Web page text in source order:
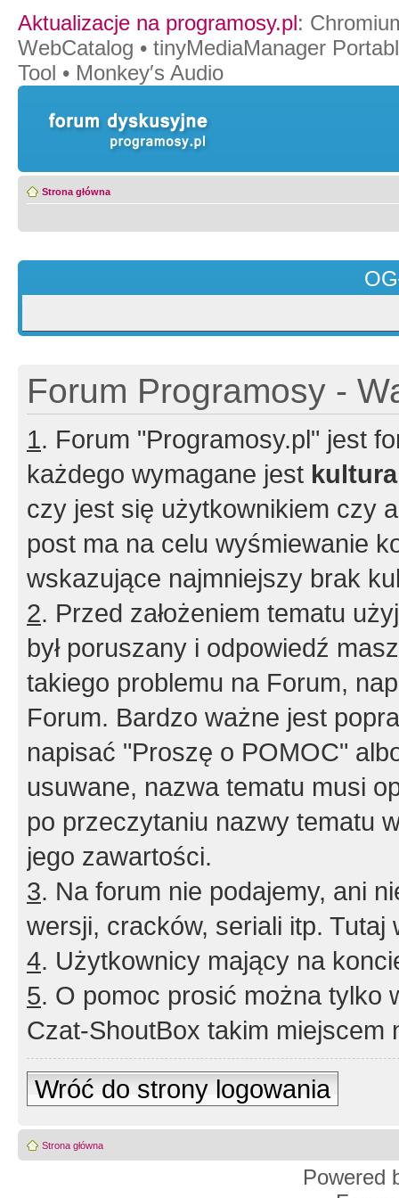
Aktualizacje na programosy.pl:
WebCatalog • tinyMediaManager
Tool • Monkey′s Audio
Strona główna
Forum Programosy -
1. Forum "Programosy.pl" jest
każdego wymagane jest
czy jest się użytkownikiem czy
post ma na celu wyśmiewanie
wskazujące najmniejszy brak
2. Przed założeniem tematu
był poruszany i odpowiedź
takiego problemu na Forum,
Forum. Bardzo ważne jest
napisać "Proszę o POMOC"
usuwane, nazwa tematu musi
po przeczytaniu nazwy tematu
jego zawartości.
3. Na forum nie podajemy, ani
wersji, cracków, seriali itp. Tutaj
4. Użytkownicy mający na
5. O pomoc prosić można tylko
Czat-ShoutBox takim miejscem
Wróć do strony logowania
Strona główna
Powered